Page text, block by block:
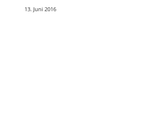
sind zu der höchsten Ebene
13. Juni 2016